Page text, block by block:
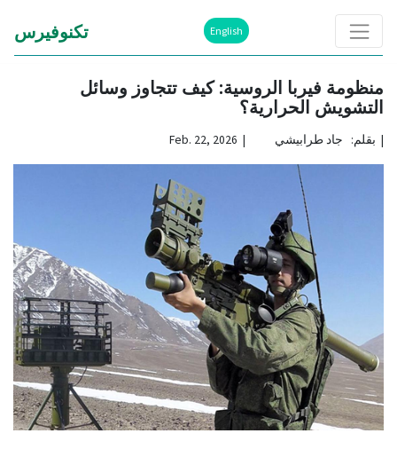
English تكنوفيرس
منظومة فيربا الروسية: كيف تتجاوز وسائل
التشويش الحرارية؟
| بقلم: جاد طرابيشي | Feb. 22, 2026